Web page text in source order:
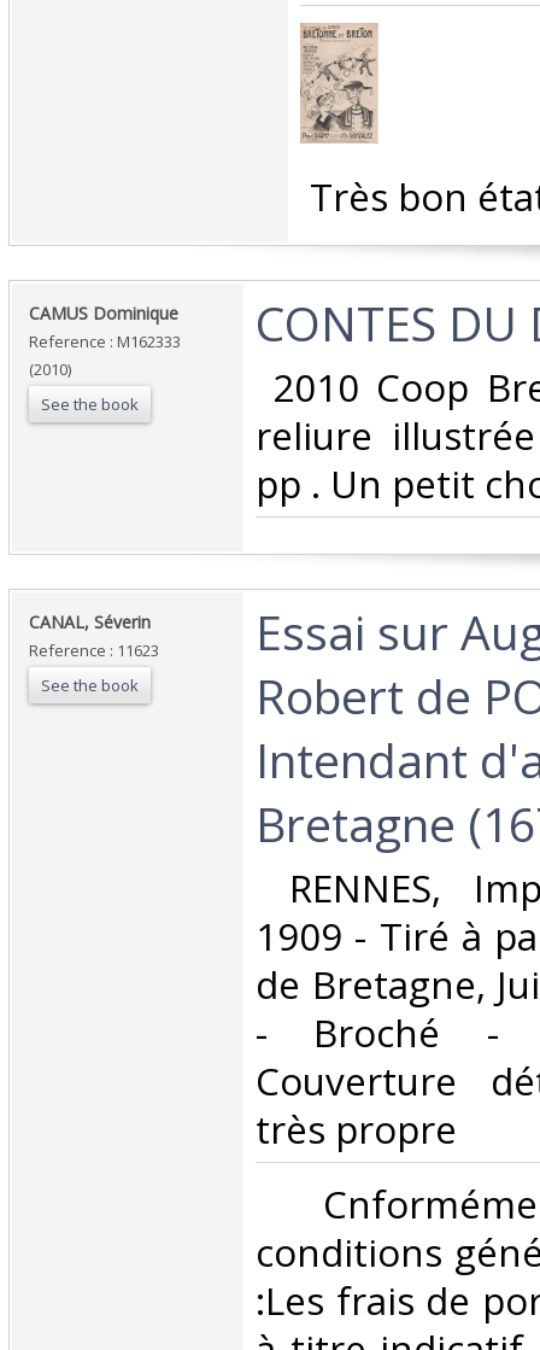
Très bon
‎CAMUS Dominique‎
Reference : M162333
(2010)
See the book
‎CONTES DU
2010 Coop
reliure
pp . Un petit
‎CANAL, Séverin‎
Reference : 11623
See the book
‎Essai sur
Robert de
Intendant
Bretagne
RENNES,
1909 - Tiré à
de Bretagne,
- Broché -
Couverture
très propre‎
conditions
:Les frais de